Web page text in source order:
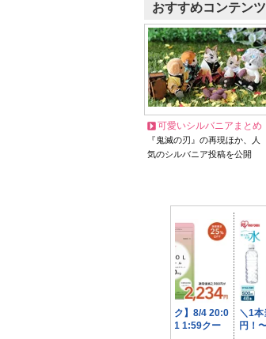
おすすめコンテンツ
可愛いシルバニアまとめ
『鬼滅の刃』の再現ほか、人
気のシルバニア投稿を公開